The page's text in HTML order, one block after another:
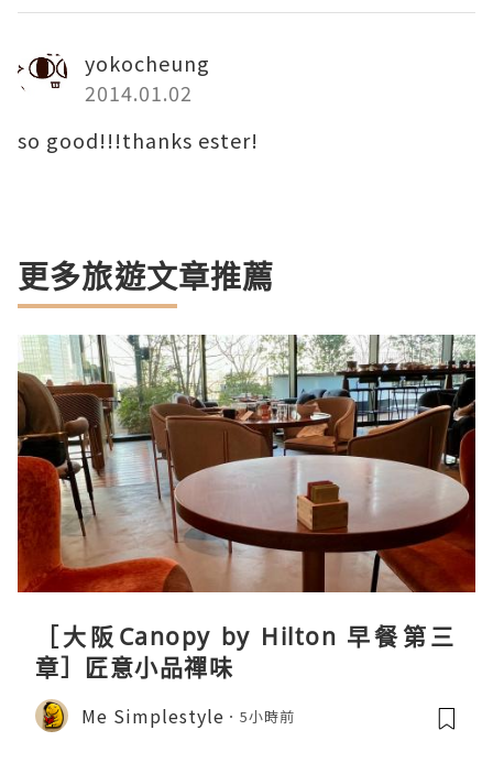
yokocheung
2014.01.02
so good!!!thanks ester!
更多旅遊文章推薦
［大阪Canopy by Hilton 早餐第三
章］匠意小品禪味
Me Simplestyle 5小時前